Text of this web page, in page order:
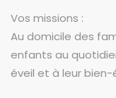
Vos missions :
Au domicile des
enfants au
éveil et à leur bien-